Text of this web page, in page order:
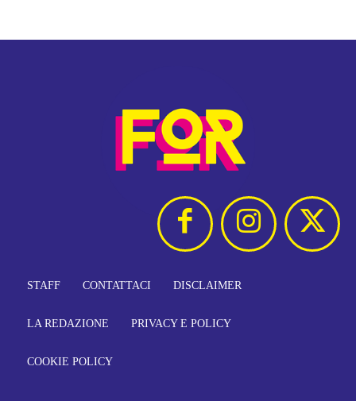
STAFF CONTATTACI DISCLAIMER
LA REDAZIONE PRIVACY E POLICY
COOKIE POLICY